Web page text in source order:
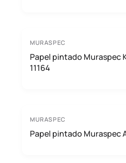
MURASPEC
Papel pintado Muraspec
11164
MURASPEC
Papel pintado Muraspec